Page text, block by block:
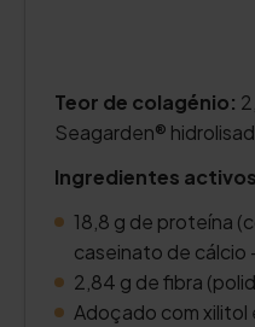
Teor de colagénio:
Seagarden®
Ingredientes
18,8 g de proteína
caseinato de cálcio
2,84 g de fibra
Adoçado com